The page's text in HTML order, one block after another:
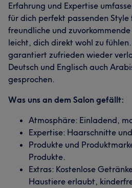
Erfahrung und Expertise
für dich perfekt passenden Style
freundliche und
leicht, dich direkt wohl zu
garantiert zufrieden wieder
Deutsch und Englisch auch
gesprochen.
Was uns an dem Salon gefällt:
Atmosphäre: Einladend,
Expertise: Haarschnitte
Produkte und
Produkte.
Extras: Kostenlose
Haustiere erlaubt,